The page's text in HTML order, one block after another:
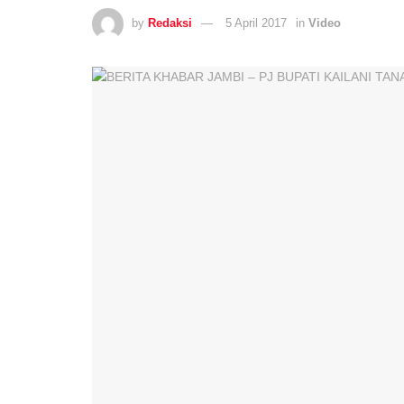
by Redaksi 5 April 2017 in Video